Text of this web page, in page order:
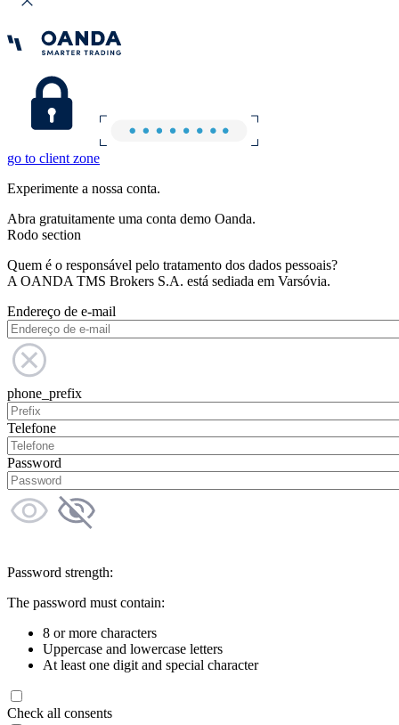
go to client zone
Experimente a nossa conta.
Abra gratuitamente uma conta demo Oanda.
Rodo section
Quem é o responsável pelo tratamento dos dados pessoais?
A OANDA TMS Brokers S.A. está sediada em Varsóvia.
Endereço de e-mail
phone_prefix
Telefone
Password
Password strength:
The password must contain:
8 or more characters
Uppercase and lowercase letters
At least one digit and special character
Check all consents